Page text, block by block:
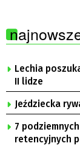
Lechia
II lidze
Jeździecka
7
retencyjnych